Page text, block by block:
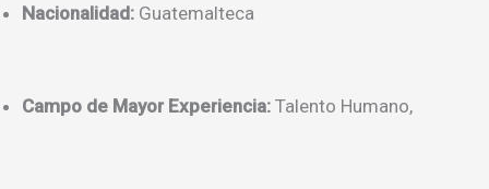
Nacionalidad: Guatemalteca
Campo de Mayor Experiencia: Talento Humano,